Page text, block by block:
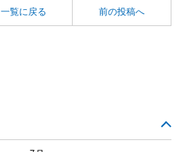
一覧に戻る 前の投稿へ